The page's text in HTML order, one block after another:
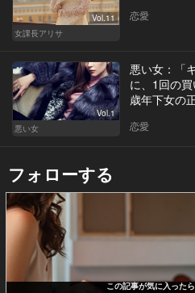
Vol.11
女課長アリサ
恋愛
Vol.1
悪い女
悪い女：「
に、1回の
歳年下女の
恋愛
フォローする
この記事が気に入った